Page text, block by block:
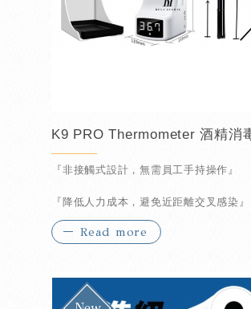
K9 PRO Thermometer 酒精消
『非接觸式設計，無需員工手持操作』
『降低人力成本，避免近距離交叉感染』
『採用快速芯片，感應時間更快』
Read more